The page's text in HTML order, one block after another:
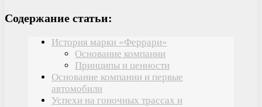
Содержание статьи:
История марки «Феррари»
Основание компании
Принципы и ценности
Основание компании и первые
автомобили
Успехи на гоночных трассах и